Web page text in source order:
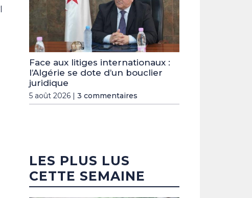
Face aux litiges internationaux :
l’Algérie se dote d’un bouclier
juridique
5 août 2026 | 3 commentaires
LES PLUS LUS
CETTE SEMAINE